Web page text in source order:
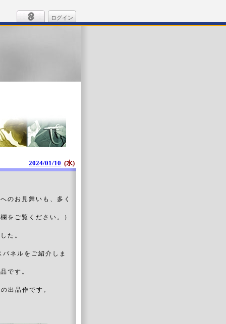
ログイン
2024/01/10 (水)
のお見舞いも、多く
をご覧ください。）
た。
ネルをご紹介しま
です。
品作です。